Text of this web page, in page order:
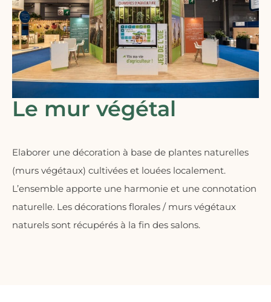
Le mur végétal
Elaborer une décoration à base de plantes naturelles
(murs végétaux) cultivées et louées localement.
L’ensemble apporte une harmonie et une connotation
naturelle. Les décorations florales / murs végétaux
naturels sont récupérés à la fin des salons.